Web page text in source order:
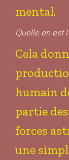
mental.
Quelle en est
Cela
humain
partie
forces
une